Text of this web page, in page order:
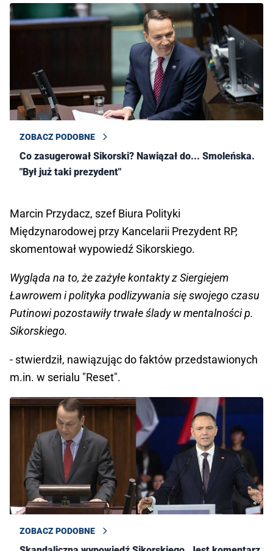
ZOBACZ PODOBNE
Co zasugerował Sikorski? Nawiązał do... Smoleńska.
"Był już taki prezydent"
Marcin Przydacz, szef Biura Polityki
Międzynarodowej przy Kancelarii Prezydent RP,
skomentował wypowiedź Sikorskiego.
Wygląda na to, że zażyłe kontakty z Siergiejem
Ławrowem i polityka podlizywania się swojego czasu
Putinowi pozostawiły trwałe ślady w mentalności p.
Sikorskiego.
- stwierdził, nawiązując do faktów przedstawionych
m.in. w serialu "Reset".
ZOBACZ PODOBNE